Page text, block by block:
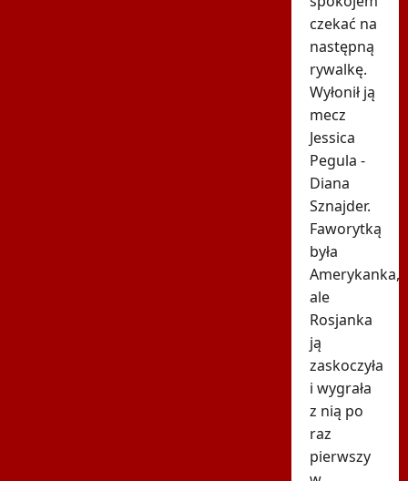
czekać na
następną
rywalkę.
Wyłonił ją
mecz
Jessica
Pegula -
Diana
Sznajder.
Faworytką
była
Amerykanka,
ale
Rosjanka
ją
zaskoczyła
i wygrała
z nią po
raz
pierwszy